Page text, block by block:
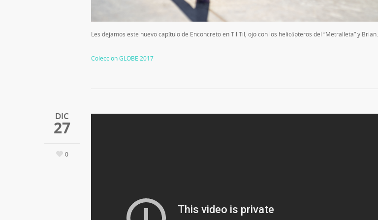
Les dejamos este nuevo capítulo de Enconcreto en Til Til, ojo con los helicópteros del “Metralleta” y Brian.
Coleccion GLOBE 2017
DIC
27
0